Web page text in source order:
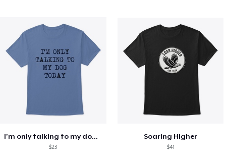
I'm only talking to my dog today
$23
Soaring Higher
$41